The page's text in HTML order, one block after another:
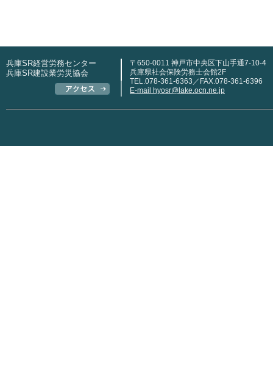
兵庫SR経営労務センター
兵庫SR建設業労災協会
〒650-0011 神戸市中央区下山手通7-10-4
兵庫県社会保険労務士会館2F
TEL.078-361-6363／FAX.078-361-6396
E-mail hyosr@lake.ocn.ne.jp